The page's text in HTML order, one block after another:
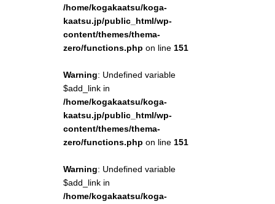
/home/kogakaatsu/koga-
kaatsu.jp/public_html/wp-
content/themes/thema-
zero/functions.php on line 151
Warning: Undefined variable
$add_link in
/home/kogakaatsu/koga-
kaatsu.jp/public_html/wp-
content/themes/thema-
zero/functions.php on line 151
Warning: Undefined variable
$add_link in
/home/kogakaatsu/koga-